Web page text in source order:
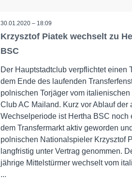
30.01.2020 – 18:09
Krzysztof Piatek wechselt zu
BSC
Der Hauptstadtclub verpflichtet einen
dem Ende des laufenden
polnischen Torjäger vom italienischen
Club AC Mailand. Kurz vor Ablauf der
Wechselperiode ist Hertha BSC noch
dem Transfermarkt aktiv geworden
polnischen Nationalspieler Krzysztof
langfristig unter Vertrag genommen.
jährige Mittelstürmer wechselt vom
...